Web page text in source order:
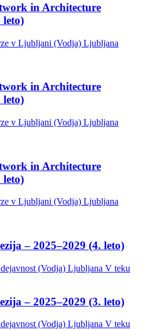
in Architecture
leto)
v Ljubljani (Vodja) Ljubljana
in Architecture
leto)
v Ljubljani (Vodja) Ljubljana
in Architecture
leto)
v Ljubljani (Vodja) Ljubljana
– 2025–2029 (4. leto)
(Vodja) Ljubljana V teku
– 2025–2029 (3. leto)
(Vodja) Ljubljana V teku